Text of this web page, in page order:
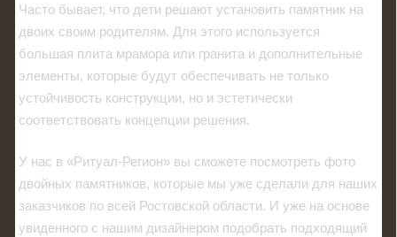
Часто бывает, что дети решают установить памятник на
двоих своим родителям. Для этого используется
большая плита мрамора или гранита и дополнительные
элементы, которые будут обеспечивать не только
устойчивость конструкции, но и эстетически
соответствовать концепции решения.
У нас в «Ритуал-Регион» вы сможете посмотреть фото
двойных памятников, которые мы уже сделали для наших
заказчиков по всей Ростовской области. И уже на основе
увиденного с нашим дизайнером подобрать подходящий